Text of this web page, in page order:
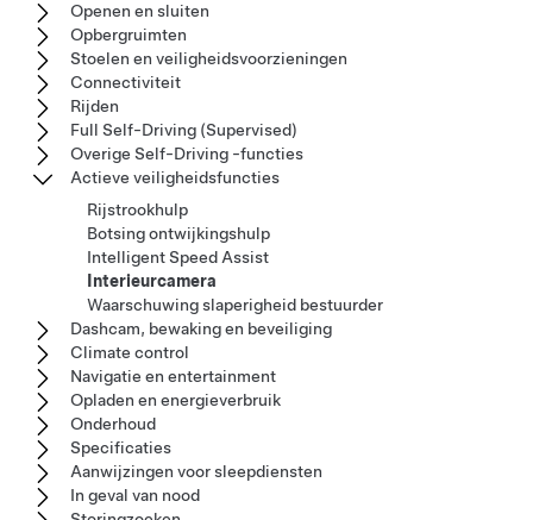
Openen en sluiten
Opbergruimten
Stoelen en veiligheidsvoorzieningen
Connectiviteit
Rijden
Full Self-Driving (Supervised)
Overige Self-Driving -functies
Actieve veiligheidsfuncties
Rijstrookhulp
Botsing ontwijkingshulp
Intelligent Speed Assist
Interieurcamera
Waarschuwing slaperigheid bestuurder
Dashcam, bewaking en beveiliging
Climate control
Navigatie en entertainment
Opladen en energieverbruik
Onderhoud
Specificaties
Aanwijzingen voor sleepdiensten
In geval van nood